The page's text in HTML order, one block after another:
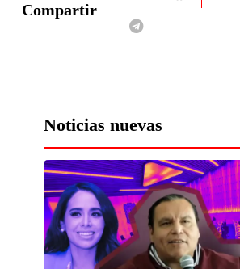
Compartir
Noticias nuevas